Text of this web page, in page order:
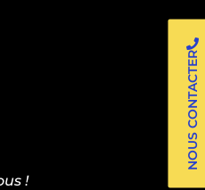
NOUS CONTACTER
!